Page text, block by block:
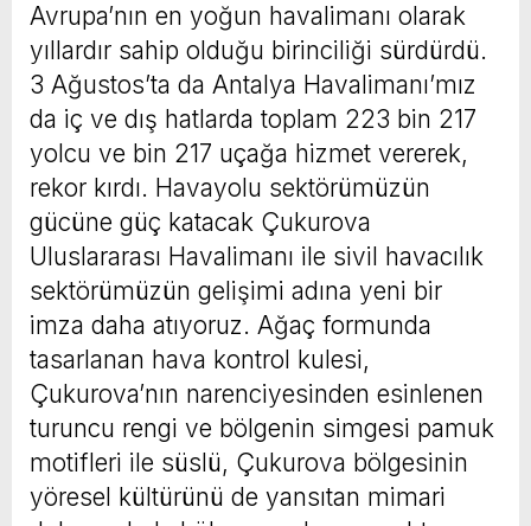
Avrupa’nın en yoğun havalimanı olarak
yıllardır sahip olduğu birinciliği sürdürdü.
3 Ağustos’ta da Antalya Havalimanı’mız
da iç ve dış hatlarda toplam 223 bin 217
yolcu ve bin 217 uçağa hizmet vererek,
rekor kırdı. Havayolu sektörümüzün
gücüne güç katacak Çukurova
Uluslararası Havalimanı ile sivil havacılık
sektörümüzün gelişimi adına yeni bir
imza daha atıyoruz. Ağaç formunda
tasarlanan hava kontrol kulesi,
Çukurova’nın narenciyesinden esinlenen
turuncu rengi ve bölgenin simgesi pamuk
motifleri ile süslü, Çukurova bölgesinin
yöresel kültürünü de yansıtan mimari